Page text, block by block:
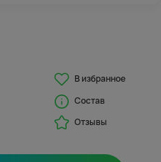
В избранное
Состав
Отзывы